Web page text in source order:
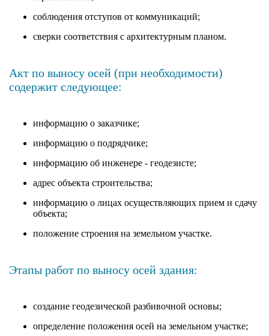
соблюдения отступов от коммуникаций;
сверки соответствия с архитектурным планом.
Акт по выносу осей (при необходимости)
содержит следующее:
информацию о заказчике;
информацию о подрядчике;
информацию об инженере - геодезисте;
адрес объекта строительства;
информацию о лицах осуществляющих прием и сдачу
объекта;
положение строения на земельном участке.
Этапы работ по выносу осей здания:
создание геодезической разбивочной основы;
определение положения осей на земельном участке;